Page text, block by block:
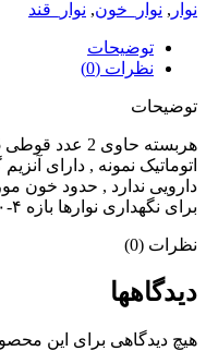
نوار , نوار_خون, نوار_قند
توضیحات
نظرات (0)
توضیحات
اتوماتیک نمونه , دارای
برای نگهداری نوارها بازه ۴-۴۰ درجه سانتی گراد
نظرات (0)
دیدگاهها
هیچ دیدگاهی برای این